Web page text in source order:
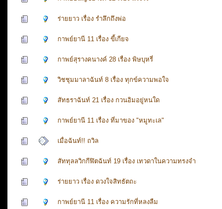
ร่ายยาว เรื่อง รำลึกถึงพ่อ
กาพย์ยานี 11 เรื่อง ขี้เกียจ
กาพย์สุรางคนางค์ 28 เรื่อง พิษบุหรี่
วิชชุมมาลาฉันท์ 8 เรื่อง ทุกข์ความพอใจ
สัทธราฉันท์ 21 เรื่อง กวนอิมอยู่หนใด
กาพย์ยานี 11 เรื่อง ที่มาของ "หมูทะเล"
เมื่อฉันท์!! ถวิล
สัททุลลวิกกีฬิตฉันท์ 19 เรื่อง เทวดาในความทรงจำ
ร่ายยาว เรื่อง ดวงใจสิทธัตถะ
กาพย์ยานี 11 เรื่อง ความรักที่หลงลืม